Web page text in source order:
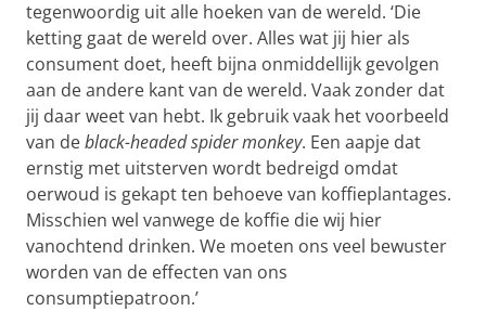
tegenwoordig uit alle hoeken van de wereld. ‘Die
ketting gaat de wereld over. Alles wat jij hier als
consument doet, heeft bijna onmiddellijk gevolgen
aan de andere kant van de wereld. Vaak zonder dat
jij daar weet van hebt. Ik gebruik vaak het voorbeeld
van deblack-headed spider monkey. Een aapje dat
ernstig met uitsterven wordt bedreigd omdat
oerwoud is gekapt ten behoeve van koffieplantages.
Misschien wel vanwege de koffie die wij hier
vanochtend drinken. We moeten ons veel bewuster
worden van de effecten van ons
consumptiepatroon.’